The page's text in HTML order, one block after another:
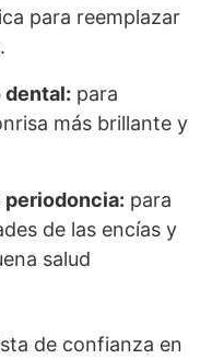
para reemplazar
dental: para
más brillante y
periodoncia: para
de las encías y
salud
de confianza en